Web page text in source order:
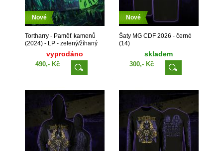
Nové
Tortharry - Paměť kamenů
(2024) - LP - zelený/žíhaný
vyprodáno
490,- Kč
Nové
Šaty MG CDF 2026 - černé
(14)
skladem
300,- Kč